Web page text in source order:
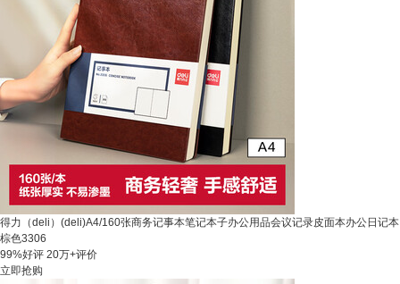
得力（deli）(deli)A4/160张商务记事本笔记本子办公用品会议记录皮面本办公日记本
棕色3306
99%好评 20万+评价
立即抢购